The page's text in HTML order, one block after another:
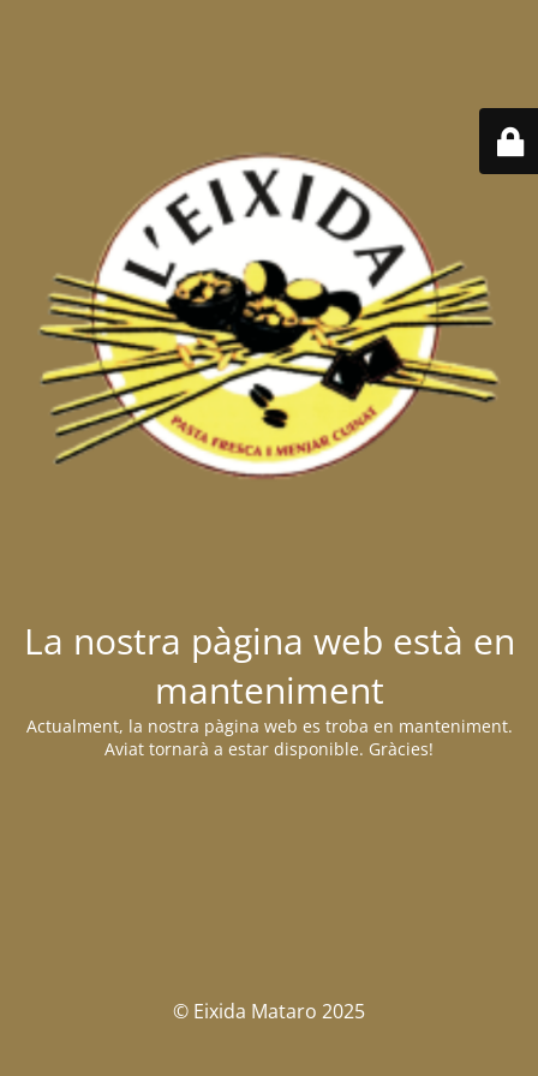
La nostra pàgina web està en
manteniment
Actualment, la nostra pàgina web es troba en manteniment.
Aviat tornarà a estar disponible. Gràcies!
© Eixida Mataro 2025